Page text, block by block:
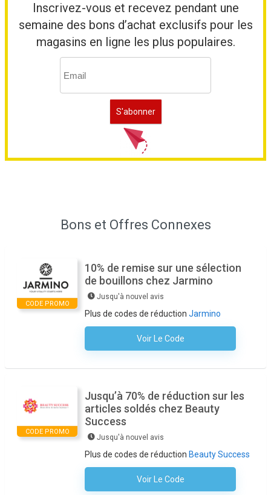
Inscrivez-vous et recevez pendant une
semaine des bons d’achat exclusifs pour les
magasins en ligne les plus populaires.
Bons et Offres Connexes
CODE PROMO
10% de remise sur une sélection
de bouillons chez Jarmino
Jusqu'à nouvel avis
Plus de codes de réduction Jarmino
Voir Le Code
Aucun Code N'est Nécessaire
CODE PROMO
Jusqu’à 70% de réduction sur les
articles soldés chez Beauty
Success
Jusqu'à nouvel avis
Plus de codes de réduction Beauty Success
Voir Le Code
Aucun Code N'est Nécessaire